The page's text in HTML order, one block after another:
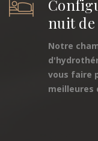
nuit de
Notre
vous faire
meilleures